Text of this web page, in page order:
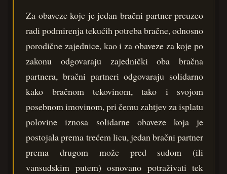
Za obaveze koje je jedan bračni partner preuzeo
radi podmirenja tekućih potreba bračne, odnosno
porodične zajednice, kao i za obaveze za koje po
zakonu odgovaraju zajednički oba bračna
partnera, bračni partneri odgovaraju solidarno
kako bračnom tekovinom, tako i svojom
posebnom imovinom, pri čemu zahtjev za isplatu
polovine iznosa solidarne obaveze koja je
postojala prema trećem licu, jedan bračni partner
prema drugom može pred sudom (ili
vansudskim putem) osnovano potraživati tek